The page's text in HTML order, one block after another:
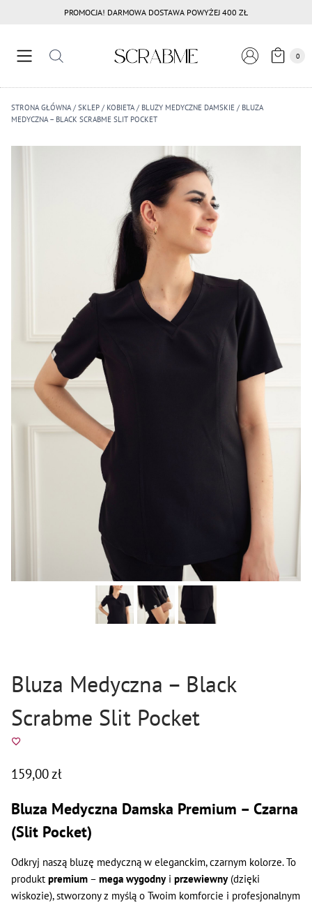
PROMOCJA! DARMOWA DOSTAWA POWYŻEJ 400 ZŁ
0
STRONA GŁÓWNA / SKLEP / KOBIETA / BLUZY MEDYCZNE DAMSKIE / BLUZA
MEDYCZNA – BLACK SCRABME SLIT POCKET
Bluza Medyczna – Black
Scrabme Slit Pocket
159,00zł
Bluza Medyczna Damska Premium – Czarna
(Slit Pocket)
Odkryj naszą bluzę medyczną w eleganckim, czarnym kolorze. To
produkt premium – mega wygodnyi przewiewny(dzięki
wiskozie), stworzony z myślą o Twoim komforcie i profesjonalnym